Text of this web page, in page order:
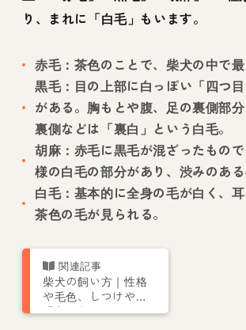
り、まれに「白毛」もいます。
赤毛：茶色のことで、柴犬の中で最
黒毛：目の上部に白っぽい「四つ
がある。胸もとや腹、足の裏側部
裏側などは「裏白」という白毛。
胡麻：赤毛に黒毛が混ざったもの
様の白毛の部分があり、渋みのある
白毛：基本的に全身の毛が白く、
茶色の毛が見られる。
柴犬の飼い方｜性格
や毛色、しつけやお
手入れなどトレーナ